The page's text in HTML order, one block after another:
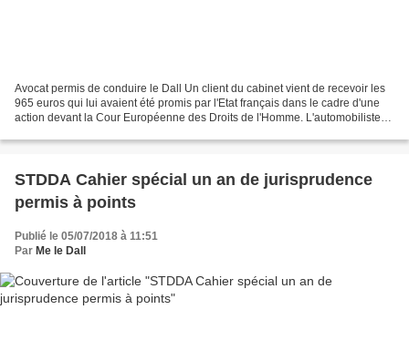
Avocat permis de conduire le Dall Un client du cabinet vient de recevoir les
965 euros qui lui avaient été promis par l'Etat français dans le cadre d'une
action devant la Cour Européenne des Droits de l'Homme. L'automobiliste
STDDA Cahier spécial un an de jurisprudence
permis à points
Publié le 05/07/2018 à 11:51
Par Me le Dall